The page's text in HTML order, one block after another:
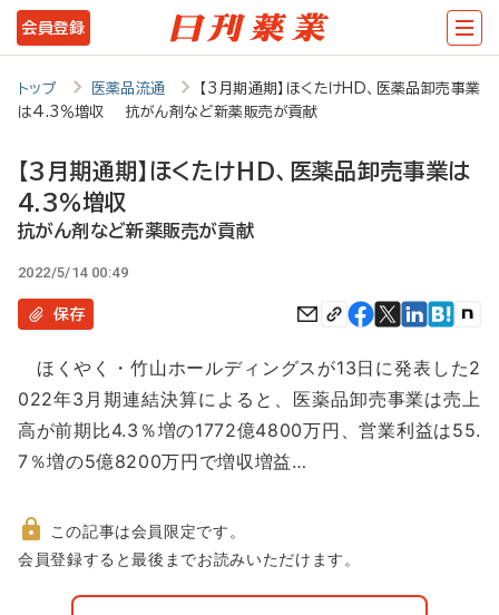
メ
イ
ン
ツ
に
会員登録
トップ 医薬品流通
【3月期通期】ほくたけHD、医薬品卸売事業
は4.3％増収 抗がん剤など新薬販売が貢献
【3月期通期】ほくたけHD、医薬品卸売事業は
4.3％増収
抗がん剤など新薬販売が貢献
2022/5/14 00:49
保存
ほくやく・竹山ホールディングスが13日に発表した2
022年3月期連結決算によると、医薬品卸売事業は売上
高が前期比4.3％増の1772億4800万円、営業利益は55.
7％増の5億8200万円で増収増益…
非
この記事は会員限定です。
会員登録すると最後までお読みいただけます。